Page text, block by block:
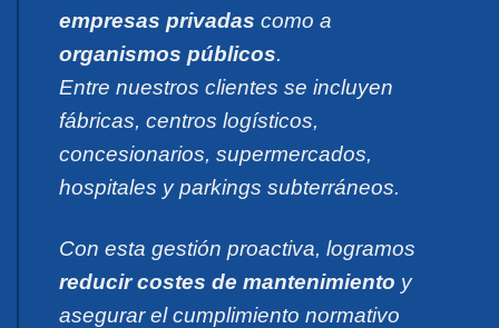
empresas privadas como a
organismos públicos.
Entre nuestros clientes se incluyen
fábricas, centros logísticos,
concesionarios, supermercados,
hospitales y parkings subterráneos.
Con esta gestión proactiva, logramos
reducir costes de mantenimiento y
asegurar el cumplimiento normativo